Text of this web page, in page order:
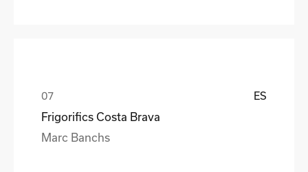
ES
Frigorifics Costa Brava
Marc Banchs